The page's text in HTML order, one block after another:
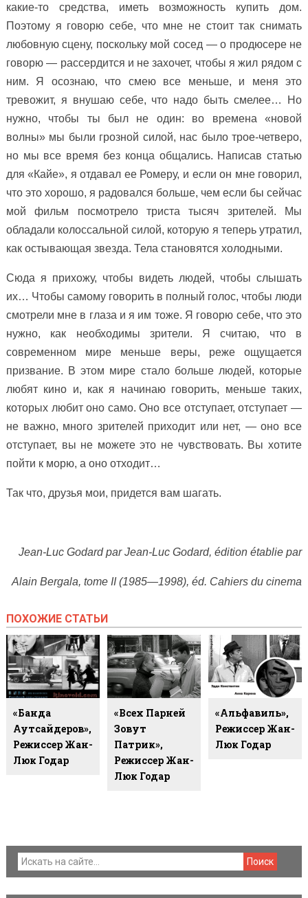
какие-то средства, иметь возможность купить дом.
Поэтому я говорю себе, что мне не стоит так снимать
любовную сцену, поскольку мой сосед — о продюсере не
говорю — рассердится и не захочет, чтобы я жил рядом с
ним. Я осознаю, что смею все меньше, и меня это
тревожит, я внушаю себе, что надо быть смелее… Но
нужно, чтобы ты был не один: во времена «новой
волны» мы были грозной силой, нас было трое-четверо,
но мы все время без конца общались. Написав статью
для «Кайе», я отдавал ее Ромеру, и если он мне говорил,
что это хорошо, я радовался больше, чем если бы сейчас
мой фильм посмотрело триста тысяч зрителей. Мы
обладали колоссальной силой, которую я теперь утратил,
как остывающая звезда. Тела становятся холодными.
Сюда я прихожу, чтобы видеть людей, чтобы слышать
их… Чтобы самому говорить в полный голос, чтобы люди
смотрели мне в глаза и я им тоже. Я говорю себе, что это
нужно, как необходимы зрители. Я считаю, что в
современном мире меньше веры, реже ощущается
призвание. В этом мире стало больше людей, которые
любят кино и, как я начинаю говорить, меньше таких,
которых любит оно само. Оно все отступает, отступает —
не важно, много зрителей приходит или нет, — оно все
отступает, вы не можете это не чувствовать. Вы хотите
пойти к морю, а оно отходит…
Так что, друзья мои, придется вам шагать.
Jean-Luc Godard par Jean-Luc Godard, édition établie par
Alain Bergala, tome II (1985—1998), éd. Cahiers du cinema
ПОХОЖИЕ СТАТЬИ
«Банда
Аутсайдеров»,
Режиссер Жан-
Люк Годар
«Всех Парней
Зовут
Патрик»,
Режиссер Жан-
Люк Годар
«Альфавиль»,
Режиссер Жан-
Люк Годар